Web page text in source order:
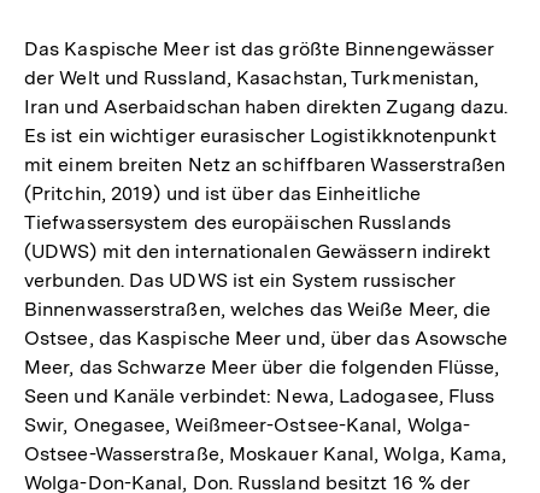
Das Kaspische Meer ist das größte Binnengewässer
der Welt und Russland, Kasachstan, Turkmenistan,
Iran und Aserbaidschan haben direkten Zugang dazu.
Es ist ein wichtiger eurasischer Logistikknotenpunkt
mit einem breiten Netz an schiffbaren Wasserstraßen
(Pritchin, 2019) und ist über das Einheitliche
Tiefwassersystem des europäischen Russlands
(UDWS) mit den internationalen Gewässern indirekt
verbunden. Das UDWS ist ein System russischer
Binnenwasserstraßen, welches das Weiße Meer, die
Ostsee, das Kaspische Meer und, über das Asowsche
Meer, das Schwarze Meer über die folgenden Flüsse,
Seen und Kanäle verbindet: Newa, Ladogasee, Fluss
Swir, Onegasee, Weißmeer-Ostsee-Kanal, Wolga-
Ostsee-Wasserstraße, Moskauer Kanal, Wolga, Kama,
Wolga-Don-Kanal, Don. Russland besitzt 16 % der